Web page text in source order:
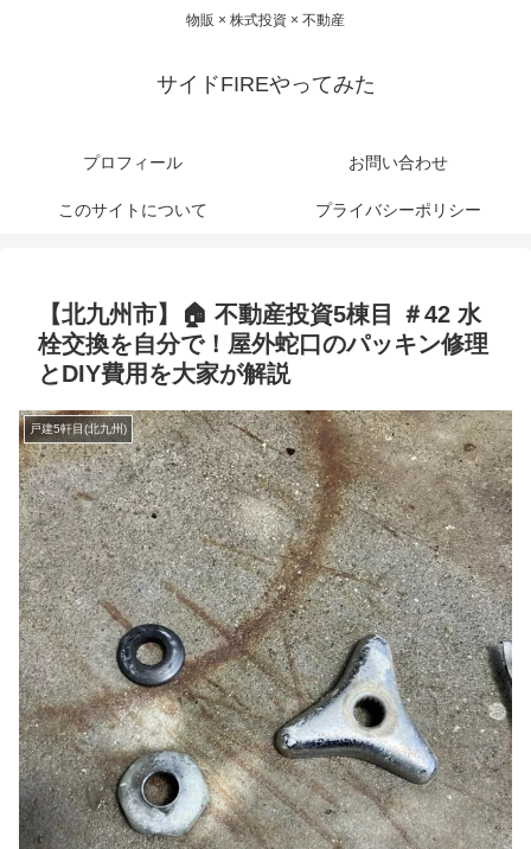
物販 × 株式投資 × 不動産
サイドFIREやってみた
プロフィール お問い合わせ
このサイトについて プライバシーポリシー
【北九州市】🏠 不動産投資5棟目 ＃42 水
栓交換を自分で！屋外蛇口のパッキン修理
とDIY費用を大家が解説
戸建5軒目(北九州)